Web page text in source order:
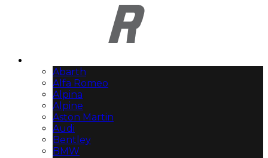
Abarth
Alfa Romeo
Alpina
Alpine
Aston Martin
Audi
Bentley
BMW